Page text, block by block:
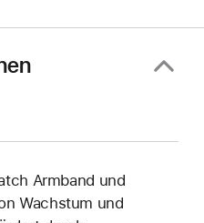
Armband und
Wachstum und